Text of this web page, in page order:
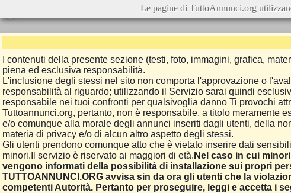
I contenuti della presente sezione (testi, foto, immagini, grafica,
piena ed esclusiva responsabilità.
L'inclusione degli stessi nel sito non comporta l'approvazione o
responsabilità al riguardo; utilizzando il Servizio sarai quindi
responsabile nei tuoi confronti per qualsivoglia danno Ti provochi
Tuttoannunci.org, pertanto, non è responsabile, a titolo meramente
e/o comunque alla morale degli annunci inseriti dagli utenti, della
materia di privacy e/o di alcun altro aspetto degli stessi.
Gli utenti prendono comunque atto che è vietato inserire dati
minori.Il servizio è riservato ai maggiori di età. Nel caso in cui
vengono informati della possibilità di installazione sui propri
TUTTOANNUNCI.ORG avvisa sin da ora gli utenti che la
competenti Autorità. Pertanto per proseguire, leggi e accetta i
Le pagine di TuttoAnnunci.org